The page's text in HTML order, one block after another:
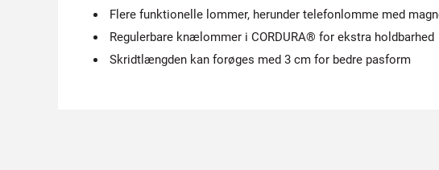
Flere funktionelle lommer, herunder telefonlomme med
Regulerbare knælommer i CORDURA® for ekstra holdbarhed
Skridtlængden kan forøges med 3 cm for bedre pasform